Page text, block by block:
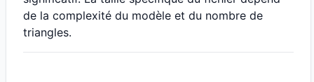
de la complexité du modèle et du nombre de
triangles.